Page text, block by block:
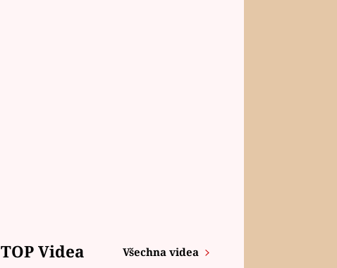
TOP Videa Všechna videa